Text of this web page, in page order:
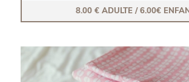
8.00 € ADULTE / 6.00€